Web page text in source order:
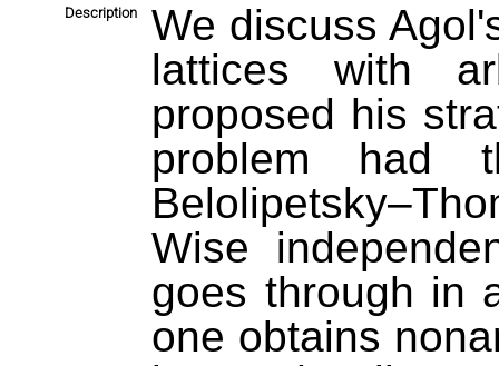
Description
We discuss
lattices with
proposed his
problem had
Wise
goes through in
one obtains